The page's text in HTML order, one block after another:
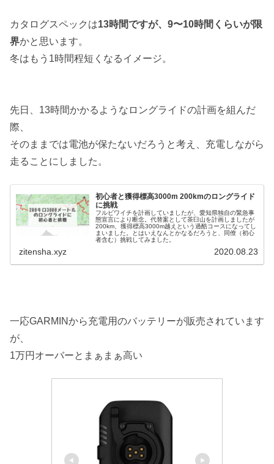
カタログスペックは13時間ですが、9〜10時間くらいが限
界かと思います。
冬はもう1時間程短くなるイメージ。
先日、13時間かかるようなロングライドの計画を組んだ
際、
そのままでは電池が保たないだろうと考え、充電しながら
走ることにしました。
初心者と獲得標高3000m 200kmのロングライド
に挑戦
フルビワイチを計画していましたが、愛知県独自の緊急事
態宣言により断念。代替案として茶臼山を計画しましたが
200km、獲得標高3000m越えという過酷コースになってし
まいました。とはいえなんとかなるだろうと、同僚（初心
者含む）挑戦してみました。
zitensha.xyz 2020.08.23
一応GARMINから充電用のバッテリーが販売されています
が、
1万円オーバーとまぁまぁ高い